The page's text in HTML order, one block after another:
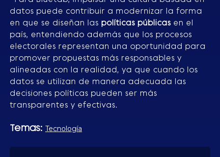
datos puede contribuir a modernizar la forma
en que se diseñan las políticas públicas en el
país, entendiendo además que los procesos
electorales representan una oportunidad para
promover propuestas más responsables y
alineadas con la realidad, ya que cuando los
datos se utilizan de manera adecuada las
decisiones políticas pueden ser más
transparentes y efectivas.
Temas: Tecnología